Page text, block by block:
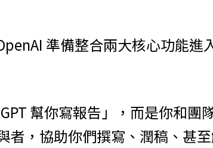
準備整合兩大核心功能進
幫你寫報告」，而是你和團
者，協助你們撰寫、潤稿、甚